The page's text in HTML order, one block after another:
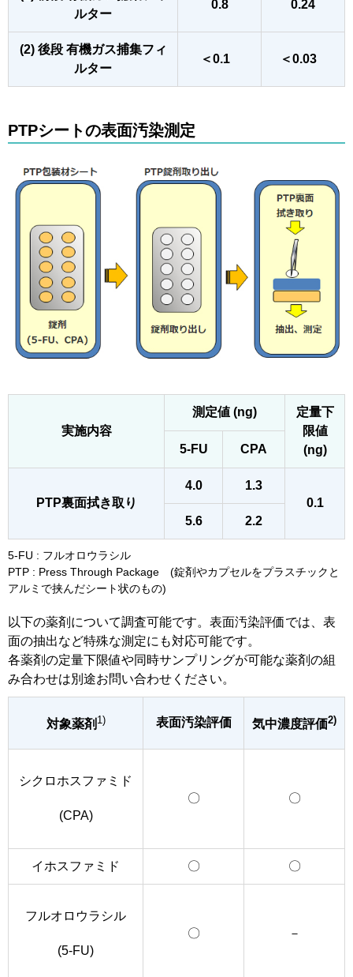
ルター
0.8 0.24
(2) 後段 有機ガス捕集フィ
ルター
＜0.1 ＜0.03
PTPシートの表面汚染測定
実施内容
測定値 (ng)
定量下
限値
(ng)
5-FU CPA
PTP裏面拭き取り
4.0
1.3
0.1
5.6
2.2
5-FU : フルオロウラシル
PTP : Press Through Package (錠剤やカプセルをプラスチックと
アルミで挟んだシート状のもの)
以下の薬剤について調査可能です。表面汚染評価では、表
面の抽出など特殊な測定にも対応可能です。
各薬剤の定量下限値や同時サンプリングが可能な薬剤の組
み合わせは別途お問い合わせください。
対象薬剤1) 表面汚染評価 気中濃度評価2)
シクロホスファミド
(CPA)
〇 〇
イホスファミド 〇 〇
フルオロウラシル
(5-FU)
〇 －